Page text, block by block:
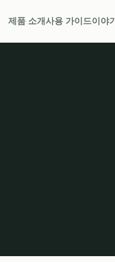
제품 소개사용 가이드이야기